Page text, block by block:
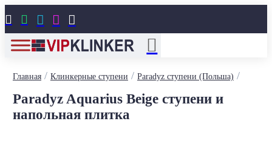
    
Главная/ Клинкерные ступени / Paradyz ступени (Польша) /
Paradyz Aquarius Beige ступени и
напольная плитка